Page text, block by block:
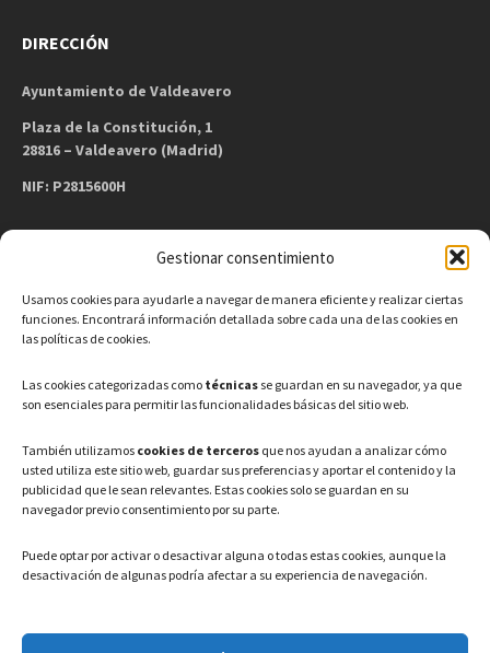
Gestionar consentimiento
Usamos cookies para ayudarle a navegar de manera eficiente y realizar ciertas
funciones. Encontrará información detallada sobre cada una de las cookies en
las políticas de cookies.
Las cookies categorizadas como técnicas se guardan en su navegador, ya que
son esenciales para permitir las funcionalidades básicas del sitio web.
También utilizamos cookies de terceros que nos ayudan a analizar cómo
usted utiliza este sitio web, guardar sus preferencias y aportar el contenido y la
publicidad que le sean relevantes. Estas cookies solo se guardan en su
navegador previo consentimiento por su parte.
Puede optar por activar o desactivar alguna o todas estas cookies, aunque la
desactivación de algunas podría afectar a su experiencia de navegación.
DIRECCIÓN
Ayuntamiento de Valdeavero
Plaza de la Constitución, 1
28816 – Valdeavero (Madrid)
NIF: P2815600H
Teléfono: 91 886 44 62
Correo Electrónico:
HORARIO
Lunes a Viernes: 08:00h – 15:00h
LEGAL